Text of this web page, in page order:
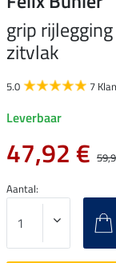
grip
zitvlak
5.0 7
Leverbaar
47,92 €
Aantal: